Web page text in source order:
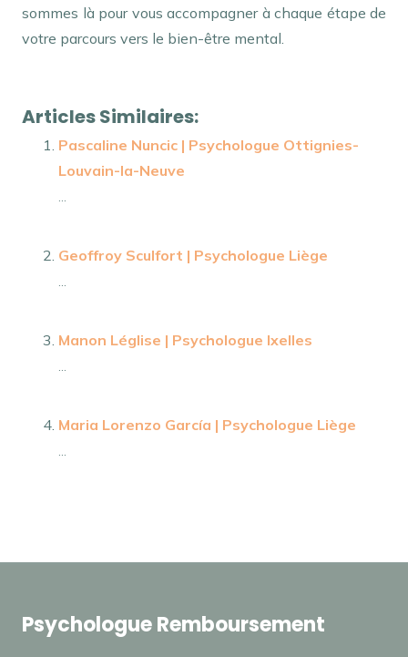
sommes là pour vous accompagner à chaque étape de
votre parcours vers le bien-être mental.
Articles Similaires:
Pascaline Nuncic | Psychologue Ottignies-
Louvain-la-Neuve
Geoffroy Sculfort | Psychologue Liège
Manon Léglise | Psychologue Ixelles
Maria Lorenzo García | Psychologue Liège
Psychologue Remboursement